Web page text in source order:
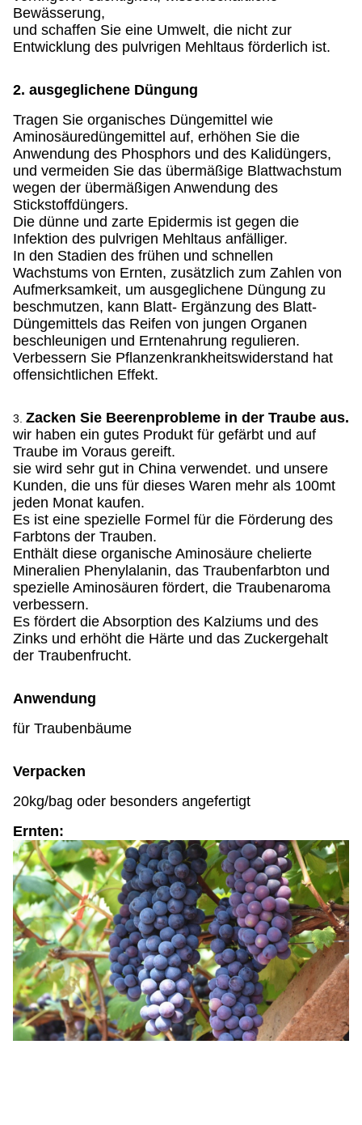
Bewässerung,
und schaffen Sie eine Umwelt, die nicht zur
Entwicklung des pulvrigen Mehltaus förderlich ist.
2. ausgeglichene Düngung
Tragen Sie organisches Düngemittel wie
Aminosäuredüngemittel auf, erhöhen Sie die
Anwendung des Phosphors und des Kalidüngers,
und vermeiden Sie das übermäßige Blattwachstum
wegen der übermäßigen Anwendung des
Stickstoffdüngers.
Die dünne und zarte Epidermis ist gegen die
Infektion des pulvrigen Mehltaus anfälliger.
In den Stadien des frühen und schnellen
Wachstums von Ernten, zusätzlich zum Zahlen von
Aufmerksamkeit, um ausgeglichene Düngung zu
beschmutzen, kann Blatt- Ergänzung des Blatt-
Düngemittels das Reifen von jungen Organen
beschleunigen und Erntenahrung regulieren.
Verbessern Sie Pflanzenkrankheitswiderstand hat
offensichtlichen Effekt.
3. Zacken Sie Beerenprobleme in der Traube aus.
wir haben ein gutes Produkt für gefärbt und auf
Traube im Voraus gereift.
sie wird sehr gut in China verwendet. und unsere
Kunden, die uns für dieses Waren mehr als 100mt
jeden Monat kaufen.
Es ist eine spezielle Formel für die Förderung des
Farbtons der Trauben.
Enthält diese organische Aminosäure chelierte
Mineralien Phenylalanin, das Traubenfarbton und
spezielle Aminosäuren fördert, die Traubenaroma
verbessern.
Es fördert die Absorption des Kalziums und des
Zinks und erhöht die Härte und das Zuckergehalt
der Traubenfrucht.
Anwendung
für Traubenbäume
Verpacken
20kg/bag oder besonders angefertigt
Ernten: